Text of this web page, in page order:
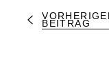
BEITRAG